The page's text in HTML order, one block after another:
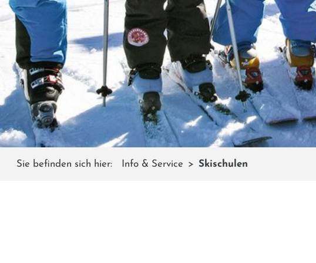
Sie befinden sich hier: Info & Service Skischulen